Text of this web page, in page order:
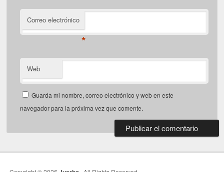
Correo electrónico
*
Web
Guarda mi nombre, correo electrónico y web en este
navegador para la próxima vez que comente.